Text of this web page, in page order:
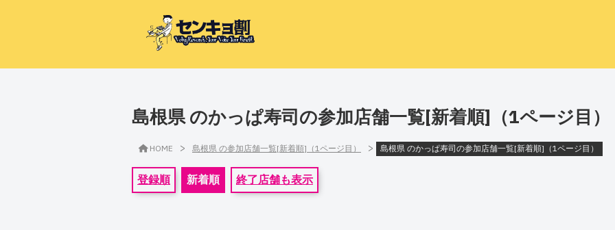
島根県 のかっぱ寿司の参加店舗一覧[新着順]（1ページ目）
HOME > 島根県 の参加店舗一覧[新着順]（1ページ目） > 島根県 のかっぱ寿司の参加店舗一覧[新着順]（1ページ目）
登録順 新着順 終了店舗も表示